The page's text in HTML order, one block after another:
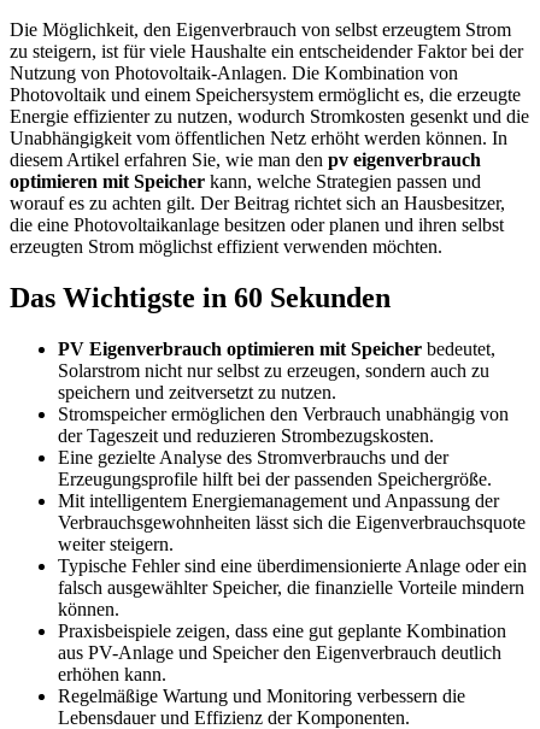
Die Möglichkeit, den Eigenverbrauch von selbst erzeugtem Strom
zu steigern, ist für viele Haushalte ein entscheidender Faktor bei der
Nutzung von Photovoltaik-Anlagen. Die Kombination von
Photovoltaik und einem Speichersystem ermöglicht es, die erzeugte
Energie effizienter zu nutzen, wodurch Stromkosten gesenkt und die
Unabhängigkeit vom öffentlichen Netz erhöht werden können. In
diesem Artikel erfahren Sie, wie man den pv eigenverbrauch
optimieren mit Speicher kann, welche Strategien passen und
worauf es zu achten gilt. Der Beitrag richtet sich an Hausbesitzer,
die eine Photovoltaikanlage besitzen oder planen und ihren selbst
erzeugten Strom möglichst effizient verwenden möchten.
Das Wichtigste in 60 Sekunden
PV Eigenverbrauch optimieren mit Speicher bedeutet,
Solarstrom nicht nur selbst zu erzeugen, sondern auch zu
speichern und zeitversetzt zu nutzen.
Stromspeicher ermöglichen den Verbrauch unabhängig von
der Tageszeit und reduzieren Strombezugskosten.
Eine gezielte Analyse des Stromverbrauchs und der
Erzeugungsprofile hilft bei der passenden Speichergröße.
Mit intelligentem Energiemanagement und Anpassung der
Verbrauchsgewohnheiten lässt sich die Eigenverbrauchsquote
weiter steigern.
Typische Fehler sind eine überdimensionierte Anlage oder ein
falsch ausgewählter Speicher, die finanzielle Vorteile mindern
können.
Praxisbeispiele zeigen, dass eine gut geplante Kombination
aus PV-Anlage und Speicher den Eigenverbrauch deutlich
erhöhen kann.
Regelmäßige Wartung und Monitoring verbessern die
Lebensdauer und Effizienz der Komponenten.